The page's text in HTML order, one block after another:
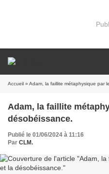
Accueil » Adam, la faillite métaphysique par
Adam, la faillite
désobéissance.
Publié le 01/06/2024 à 11:16
Par CLM.